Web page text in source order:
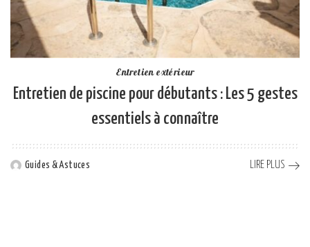
Entretien extérieur
Entretien de piscine pour débutants : Les 5 gestes
essentiels à connaître
Posted
Guides & Astuces LIRE PLUS